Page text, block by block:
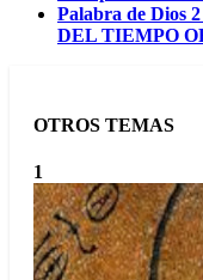
Palabra de Dios
DEL TIEMPO
OTROS TEMAS
1